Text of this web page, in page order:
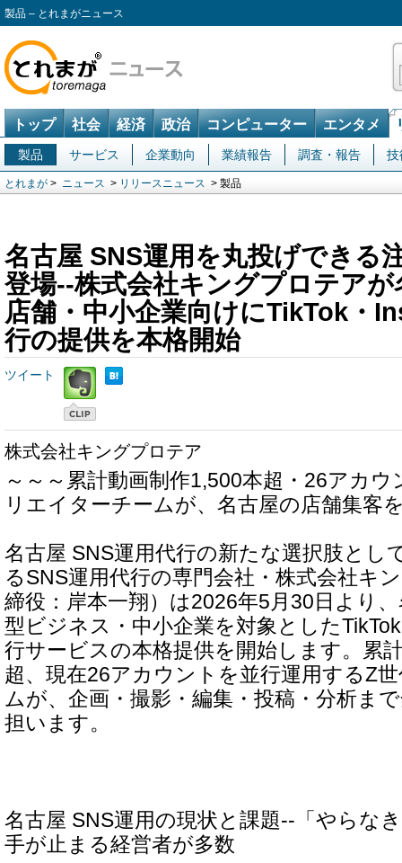
製品 – とれまがニュース
トップ 社会 経済 政治 コンピューター エンタメ
製品 サービス 企業動向 業績報告 調査・報告 技
とれまが > ニュース > リリースニュース > 製品
名古屋 SNS運用を丸投げできる
登場--株式会社キングプロテア
店舗・中小企業向けにTikTok・
行の提供を本格開始
ツイート
株式会社キングプロテア
～～～累計動画制作1,500本超・26アカ
リエイターチームが、名古屋の店舗集客
名古屋 SNS運用代行の新たな選択肢とし
るSNS運用代行の専門会社・株式会社キ
締役：岸本一翔）は2026年5月30日より
型ビジネス・中小企業を対象とした
行サービスの本格提供を開始します。累
超、現在26アカウントを並行運用するZ
ムが、企画・撮影・編集・投稿・分析ま
担います。
名古屋 SNS運用の現状と課題--「やらな
手が止まる経営者が多数